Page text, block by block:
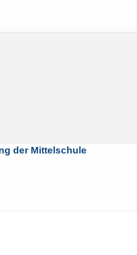
der Mittelschule